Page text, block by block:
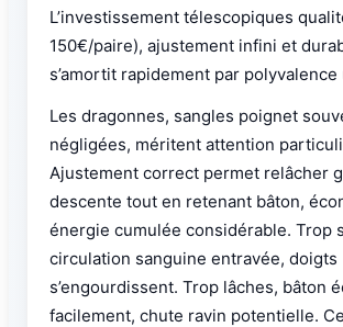
L’investissement télescopiques
150€/paire), ajustement infini et
s’amortit rapidement par polyvalence
Les dragonnes, sangles poignet
négligées, méritent attention
Ajustement correct permet relâcher
descente tout en retenant bâton,
énergie cumulée considérable. Trop
circulation sanguine entravée, doigts
s’engourdissent. Trop lâches, bâton
facilement, chute ravin potentielle.